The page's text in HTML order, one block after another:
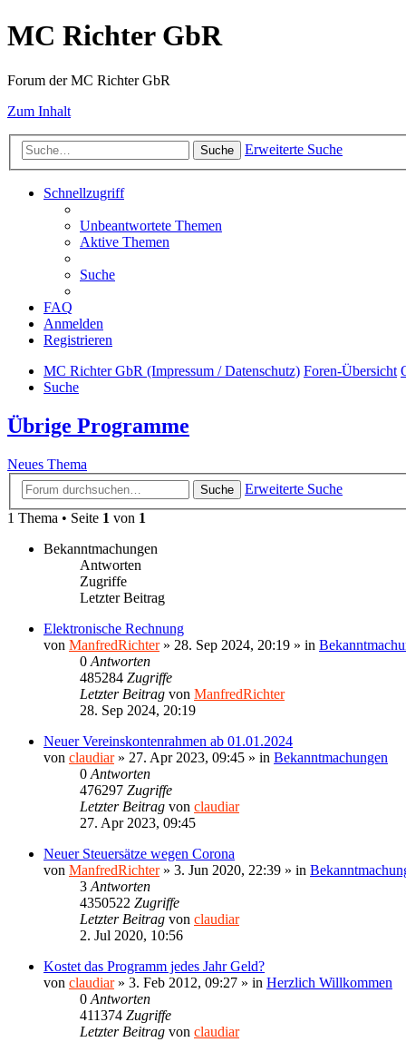
MC Richter GbR
Forum der MC Richter GbR
Zum Inhalt
Suche Erweiterte Suche
Schnellzugriff
Unbeantwortete Themen
Aktive Themen
Suche
FAQ
Anmelden
Registrieren
MC Richter GbR (Impressum / Datenschutz) Foren-Übersicht
Suche
Übrige Programme
Neues Thema
Suche
Erweiterte Suche
1 Thema • Seite 1 von 1
Bekanntmachungen
Antworten
Zugriffe
Letzter Beitrag
Elektronische Rechnung
von ManfredRichter» 28. Sep 2024, 20:19 » in
0 Antworten
485284 Zugriffe
Letzter Beitrag von ManfredRichter
28. Sep 2024, 20:19
Neuer Vereinskontenrahmen ab 01.01.2024
von claudiar» 27. Apr 2023, 09:45 » in Bekanntmachungen
0 Antworten
476297 Zugriffe
Letzter Beitrag von claudiar
27. Apr 2023, 09:45
Neuer Steuersätze wegen Corona
von ManfredRichter» 3. Jun 2020, 22:39 » in
3 Antworten
4350522 Zugriffe
Letzter Beitrag von claudiar
2. Jul 2020, 10:56
Kostet das Programm jedes Jahr Geld?
von claudiar» 3. Feb 2012, 09:27 » in Herzlich Willkommen
0 Antworten
411374 Zugriffe
Letzter Beitrag von claudiar